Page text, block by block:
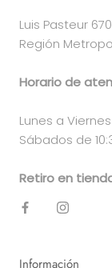
Luis Pasteur
Región
Horario de
Lunes a
Sábados de
Retiro en
Información